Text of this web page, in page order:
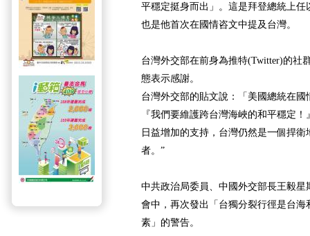
平穩定挺身而出」。這是拜登總統上
也是他首次在國情咨文中提及台灣。
台灣外交部在前身為推特(Twitter)的社
態表示感謝。
台灣外交部的貼文說：「美國總統在
『我們要維護跨台灣海峽的和平穩定
日益增加的支持，台灣仍然是一個捍
者。”
中共政治局委員、中國外交部長王毅
會中，再次發出「台獨分裂行徑是台
素」的警告。